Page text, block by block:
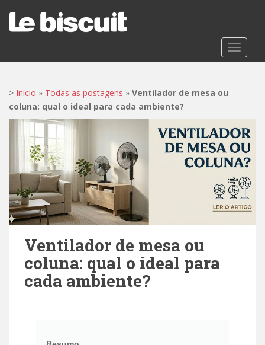
t
> Início » Todas as postagens » Ventilador de mesa ou
coluna: qual o ideal para cada ambiente?
Ventilador de mesa ou
coluna: qual o ideal para
cada ambiente?